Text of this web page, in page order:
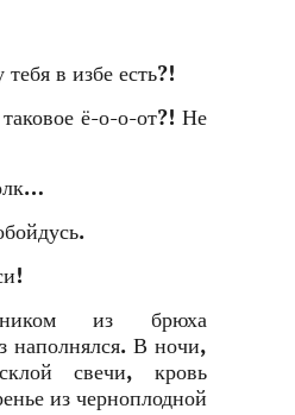
в избе есть?!
ё-о-о-от?! Не
из брюха
наполнялся. В ночи,
свечи, кровь
из черноплодной